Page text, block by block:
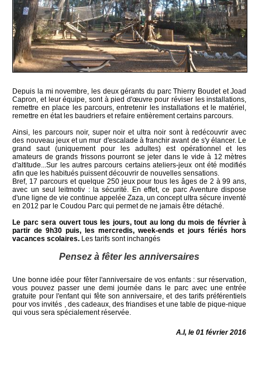
Depuis la mi novembre, les deux gérants du parc Thierry Boudet et Joad
Capron, et leur équipe, sont à pied d'œuvre pour réviser les installations,
remettre en place les parcours, entretenir les installations et le matériel,
remettre en état les baudriers et refaire entièrement certains parcours.
Ainsi, les parcours noir, super noir et ultra noir sont à redécouvrir avec
des nouveau jeux et un mur d'escalade à franchir avant de s'y élancer. Le
grand saut (uniquement pour les adultes) est opérationnel et les
amateurs de grands frissons pourront se jeter dans le vide à 12 mètres
d'altitude...Sur les autres parcours certains ateliers-jeux ont été modifiés
afin que les habitués puissent découvrir de nouvelles sensations.
Bref, 17 parcours et quelque 250 jeux pour tous les âges de 2 à 99 ans,
avec un seul leitmotiv : la sécurité. En effet, ce parc Aventure dispose
d'une ligne de vie continue appelée Zaza, un concept ultra sécure inventé
en 2012 par le Coudou Parc qui permet de ne jamais être détaché.
Le parc sera ouvert tous les jours, tout au long du mois de février à
partir de 9h30 puis, les mercredis, week-ends et jours fériés hors
vacances scolaires. Les tarifs sont inchangés
Pensez à fêter les anniversaires
Une bonne idée pour fêter l'anniversaire de vos enfants : sur réservation,
vous pouvez passer une demi journée dans le parc avec une entrée
gratuite pour l'enfant qui fête son anniversaire, et des tarifs préférentiels
pour vos invités , des cadeaux, des friandises et une table de pique-nique
qui vous sera spécialement réservée.
A.I, le 01 février 2016